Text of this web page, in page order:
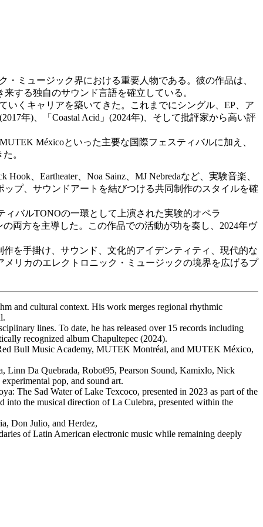
ミュージック界における重要人物である。彼の作品は、
する独自のサウンド言語を確立している。
くキャリアを築いてきた。これまでにシングル、EP、ア
年)、「Coastal Acid」(2024年)、そして批評家から高い評
Méxicoといった主要な国際フェスティバルに加え、
。
、Eartheater、Noa Sainz、MJ Nebredaなど、実験音楽、
プ、サウンドアートを結びつける共同制作のスタイルを確
バルTONOの一環として上演された実験的オペラ
の両方を主導した。この作品での活動が功を奏し、2024年ヴ
を手掛け、サウンド、文化的アイデンティティ、現代的な
リカのエレクトロニック・ミュージックの境界を広げるプ
and cultural context. His work merges regional rhythmic
lines. To date, he has released over 15 records including
recognized album Chapultepec (2024).
Bull Music Academy, MUTEK Montréal, and MUTEK México,
Linn Da Quebrada, Robot95, Pearson Sound, Kamixlo, Nick
pop, and sound art.
The Sad Water of Lake Texcoco, presented in 2023 as part of the
the musical direction of La Culebra, presented within the
Don Julio, and Herdez,
of Latin American electronic music while remaining deeply